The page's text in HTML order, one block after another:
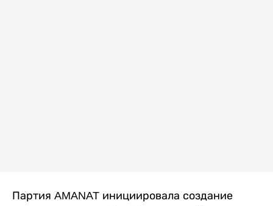
Партия AMANAT инициировала создание